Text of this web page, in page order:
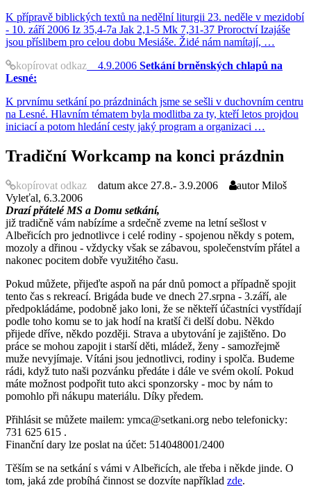
K přípravě biblických textů na nedělní liturgii 23. neděle v mezidobí
- 10. září 2006 Iz 35,4-7a Jak 2,1-5 Mk 7,31-37 Proroctví Izajáše
jsou příslibem pro celou dobu Mesiáše. Židé nám namítají, …
kopírovat odkaz 4.9.2006 Setkání brněnských chlapů na
Lesné:
K prvnímu setkání po prázdninách jsme se sešli v duchovním centru
na Lesné. Hlavním tématem byla modlitba za ty, kteří letos projdou
iniciací a potom hledání cesty jaký program a organizaci …
Tradiční Workcamp na konci prázdnin
kopírovat odkaz datum akce 27.8.- 3.9.2006 autorMiloš
Vyleťal, 6.3.2006
Drazí přátelé MS a Domu setkání,
již tradičně vám nabízíme a srdečně zveme na letní sešlost v
Albeřicích pro jednotlivce i celé rodiny - spojenou někdy s potem,
mozoly a dřinou - vždycky však se zábavou, společenstvím přátel a
nakonec pocitem dobře využitého času.
Pokud můžete, přijeďte aspoň na pár dnů pomoct a případně spojit
tento čas s rekreací. Brigáda bude ve dnech 27.srpna - 3.září, ale
předpokládáme, podobně jako loni, že se někteří účastníci vystřídají
podle toho komu se to jak hodí na kratší či delší dobu. Někdo
přijede dříve, někdo později. Strava a ubytování je zajištěno. Do
práce se mohou zapojit i starší děti, mládež, ženy - samozřejmě
muže nevyjímaje. Vítáni jsou jednotlivci, rodiny i spolča. Budeme
rádi, když tuto naši pozvánku předáte i dále ve svém okolí. Pokud
máte možnost podpořit tuto akci sponzorsky - moc by nám to
pomohlo při nákupu materiálu. Díky předem.
Přihlásit se můžete mailem: ymca@setkani.org nebo telefonicky:
731 625 615 .
Finanční dary lze poslat na účet: 514048001/2400
Těším se na setkání s vámi v Albeřicích, ale třeba i někde jinde. O
tom, jaká zde probíhá činnost se dozvíte například zde.